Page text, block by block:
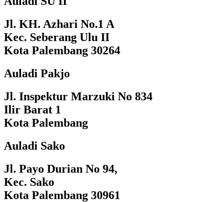
Jl. KH. Azhari No.1 A
Kec. Seberang Ulu II
Kota Palembang 30264
Auladi Pakjo
Jl. Inspektur Marzuki No 834
Ilir Barat 1
Kota Palembang
Auladi Sako
Jl. Payo Durian No 94,
Kec. Sako
Kota Palembang 30961